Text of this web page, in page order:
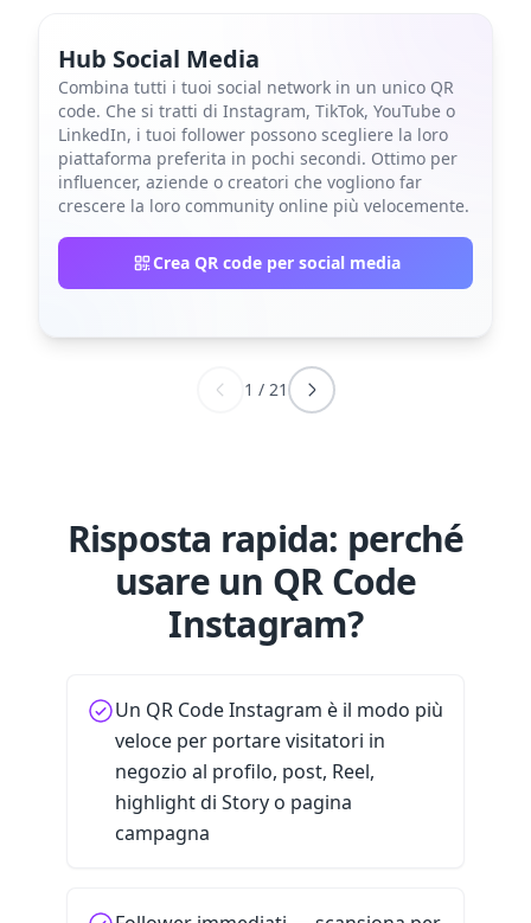
Hub Social Media
Combina tutti i tuoi social network in un unico QR
code. Che si tratti di Instagram, TikTok, YouTube o
LinkedIn, i tuoi follower possono scegliere la loro
piattaforma preferita in pochi secondi. Ottimo per
influencer, aziende o creatori che vogliono far
crescere la loro community online più velocemente.
Crea QR code per social media
1 / 21
Risposta rapida: perché
usare un QR Code
Instagram?
Un QR Code Instagram è il modo più
veloce per portare visitatori in
negozio al profilo, post, Reel,
highlight di Story o pagina
campagna